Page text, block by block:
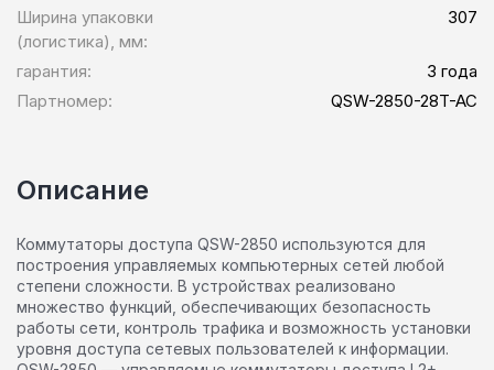
Ширина упаковки
(логистика), мм:
307
гарантия:
3 года
Партномер:
QSW-2850-28T-AC
Описание
Коммутаторы доступа QSW-2850 используются для
построения управляемых компьютерных сетей любой
степени сложности. В устройствах реализовано
множество функций, обеспечивающих безопасность
работы сети, контроль трафика и возможность установки
уровня доступа сетевых пользователей к информации.